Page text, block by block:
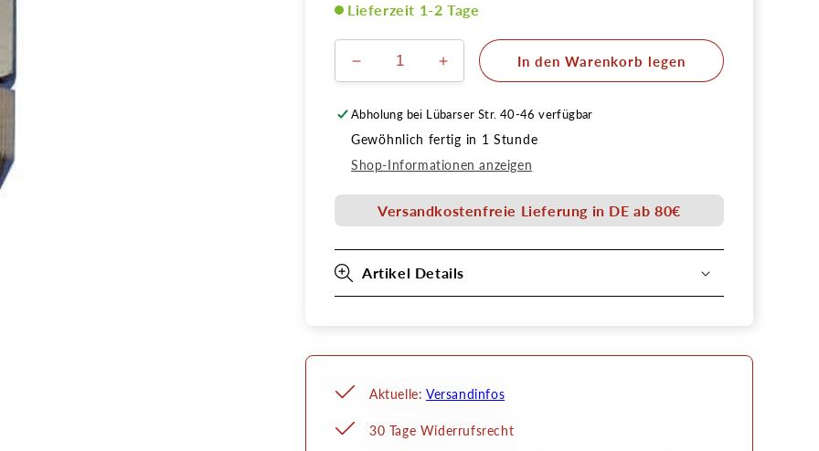
Lieferzeit 1-2 Tage
Verringere
die
Menge
Airbrush
Kupplung
2,7mm
mit
Schlauchtülle
3,3
Erhöhe
die
Menge
Airbrush
Kupplung
2,7mm
mit
Schlauchtülle
3,3
In den Warenkorb legen
Abholung bei Lübarser Str. 40-46 verfügbar
Gewöhnlich fertig in 1 Stunde
Shop-Informationen anzeigen
Versandkostenfreie Lieferung in DE ab 80€
Artikel Details
Aktuelle: Versandinfos
30 Tage Widerrufsrecht